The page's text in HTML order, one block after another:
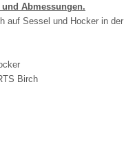
auf Sessel und Hocker in der
Birch